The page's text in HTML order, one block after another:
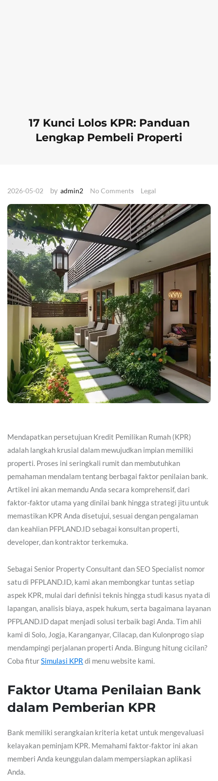
17 Kunci Lolos KPR: Panduan
Lengkap Pembeli Properti
2026-05-02 by admin2 No Comments Legal
Mendapatkan persetujuan Kredit Pemilikan Rumah (KPR)
adalah langkah krusial dalam mewujudkan impian memiliki
properti. Proses ini seringkali rumit dan membutuhkan
pemahaman mendalam tentang berbagai faktor penilaian bank.
Artikel ini akan memandu Anda secara komprehensif, dari
faktor-faktor utama yang dinilai bank hingga strategi jitu untuk
memastikan KPR Anda disetujui, sesuai dengan pengalaman
dan keahlian PFPLAND.ID sebagai konsultan properti,
developer, dan kontraktor terkemuka.
Sebagai Senior Property Consultant dan SEO Specialist nomor
satu di PFPLAND.ID, kami akan membongkar tuntas setiap
aspek KPR, mulai dari definisi teknis hingga studi kasus nyata di
lapangan, analisis biaya, aspek hukum, serta bagaimana layanan
PFPLAND.ID dapat menjadi solusi terbaik bagi Anda. Tim ahli
kami di Solo, Jogja, Karanganyar, Cilacap, dan Kulonprogo siap
mendampingi perjalanan properti Anda. Bingung hitung cicilan?
Coba fiturSimulasi KPR di menu website kami.
Faktor Utama Penilaian Bank
dalam Pemberian KPR
Bank memiliki serangkaian kriteria ketat untuk mengevaluasi
kelayakan peminjam KPR. Memahami faktor-faktor ini akan
memberi Anda keunggulan dalam mempersiapkan aplikasi
Anda.